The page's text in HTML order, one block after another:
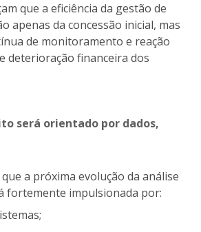
que a eficiência da gestão de
apenas da concessão inicial, mas
de monitoramento e reação
deterioração financeira dos
será orientado por dados,
a próxima evolução da análise
fortemente impulsionada por: